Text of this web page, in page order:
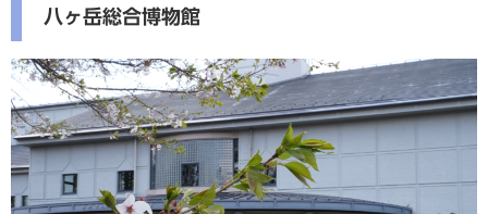
八ヶ岳総合博物館